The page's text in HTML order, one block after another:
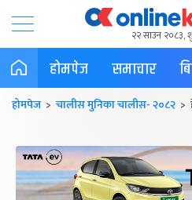
२२ साउन २०८३,
होमपेज समाचार
होमपेज > चालीस मुनिका चालीस- २०८२ >